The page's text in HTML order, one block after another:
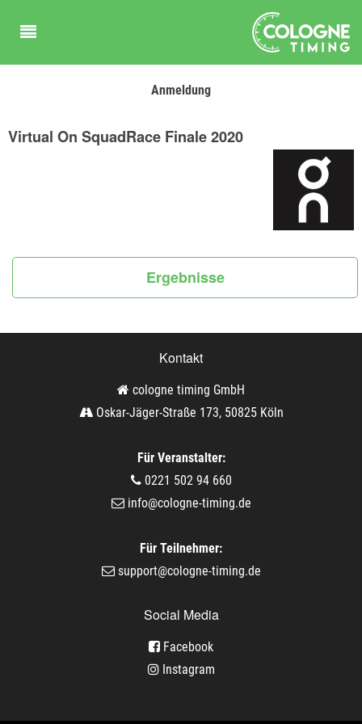
Anmeldung
Virtual On SquadRace Finale 2020
Ergebnisse
Kontakt
cologne timing GmbH
Oskar-Jäger-Straße 173, 50825 Köln
Für Veranstalter:
0221 502 94 660
info@cologne-timing.de
Für Teilnehmer:
support@cologne-timing.de
Social Media
Facebook
Instagram